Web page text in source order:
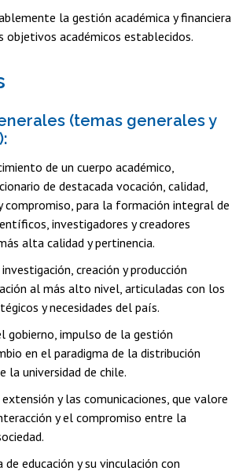
la gestión académica y financiera
objetivos académicos establecidos.
(temas generales y
de un cuerpo académico,
de destacada vocación, calidad,
compromiso, para la formación integral de
investigadores y creadores
alta calidad y pertinencia.
creación y producción
al más alto nivel, articuladas con los
y necesidades del país.
gobierno, impulso de la gestión
en el paradigma de la distribución
la universidad de chile.
y las comunicaciones, que valore
y el compromiso entre la
educación y su vinculación con